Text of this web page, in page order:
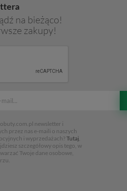
na bieżąco!
zakupy!
newsletter i
przez nas e-maili o naszych
i wyprzedażach? Tutaj,
szczegółowy opis tego, w
Twoje dane osobowe,